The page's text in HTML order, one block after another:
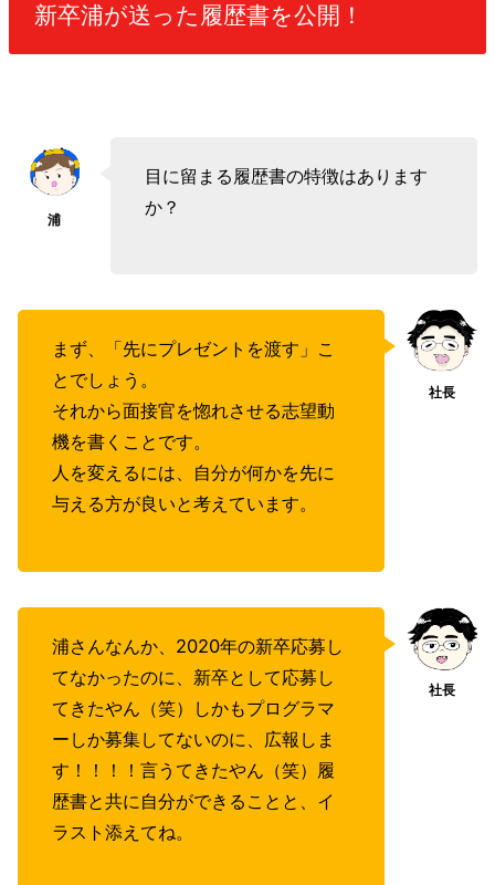
新卒浦が送った履歴書を公開！
目に留まる履歴書の特徴はあります
か？
まず、「先にプレゼントを渡す」こ
とでしょう。
それから面接官を惚れさせる志望動
機を書くことです。
人を変えるには、自分が何かを先に
与える方が良いと考えています。
浦さんなんか、2020年の新卒応募し
てなかったのに、新卒として応募し
てきたやん（笑）しかもプログラマ
ーしか募集してないのに、広報しま
す！！！！言うてきたやん（笑）履
歴書と共に自分ができることと、イ
ラスト添えてね。